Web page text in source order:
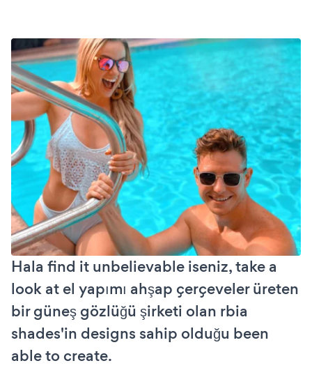
Hala find it unbelievable iseniz, take a
look at el yapımı ahşap çerçeveler üreten
bir güneş gözlüğü şirketi olan rbia
shades'in designs sahip olduğu been
able to create.